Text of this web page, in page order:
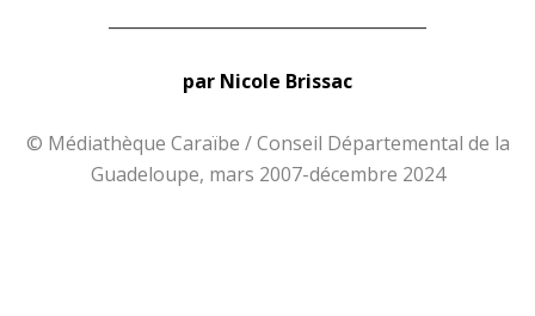
par Nicole Brissac
© Médiathèque Caraïbe / Conseil Départemental de la
Guadeloupe, mars 2007-décembre 2024